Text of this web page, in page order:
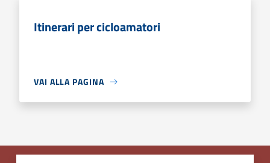
Itinerari per cicloamatori
VAI ALLA PAGINA